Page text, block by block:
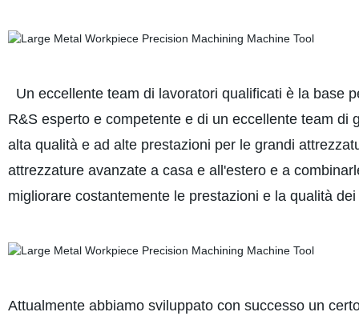
Un eccellente team di lavoratori qualificati è la base
R&S esperto e competente e di un eccellente team
alta qualità e ad alte prestazioni per le grandi
attrezzature avanzate a casa e all'estero e a
migliorare costantemente le prestazioni e la qualità
Attualmente abbiamo sviluppato con successo un